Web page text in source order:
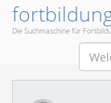
Die Suchmaschine für